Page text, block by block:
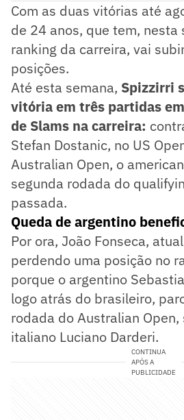
Com as duas vitórias até
de 24 anos, que tem, nesta
ranking da carreira, vai
posições.
Até esta semana, Spizzirri
vitória em três partidas
de Slams na carreira:
Stefan Dostanic, no US
Australian Open, o
segunda rodada do
passada.
Queda de argentino
Por ora, João Fonseca,
perdendo uma posição no
porque o argentino
logo atrás do brasileiro,
rodada do Australian
italiano Luciano Darderi.
CONTINUA
APÓS A
PUBLICIDADE